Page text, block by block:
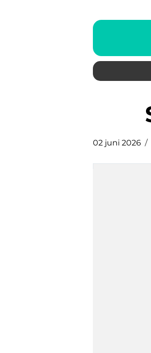
02 juni 2026